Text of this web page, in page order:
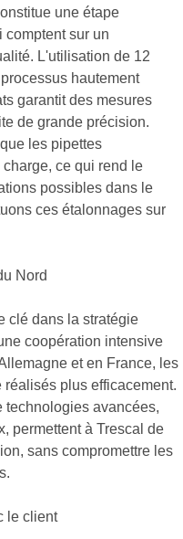
une étape
comptent sur un
L'utilisation de 12
hautement
garantit des mesures
de grande précision.
les pipettes
ce qui rend le
possibles dans le
ces étalonnages sur
Nord
clé dans la stratégie
coopération intensive
et en France, les
plus efficacement.
technologies avancées,
permettent à Trescal de
sans compromettre les
le client